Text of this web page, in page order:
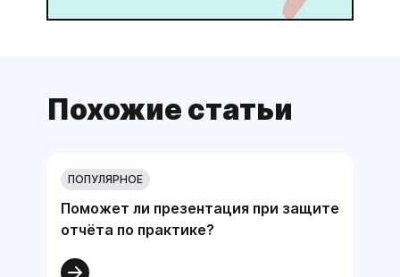
Похожие статьи
ПОПУЛЯРНОЕ
Поможет ли презентация при защите
отчёта по практике?